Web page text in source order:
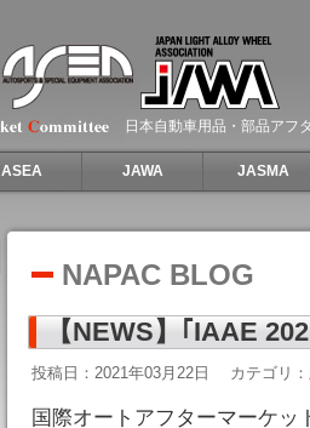
日本自動車用品・部品アフ
ASEA JAWA JASMA
NAPAC BLOG
【NEWS】｢IAAE
投稿日：2021年03月22日 カテゴリ：
国際オートアフターマーケッ